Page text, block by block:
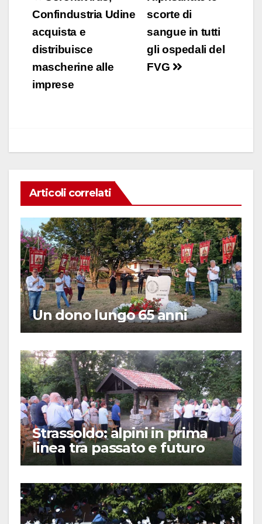
e
b
o
o
k
s
p
e
di
vi
di
articoli
scorte di
sangue in tutti
gli ospedali del
FVG
Confindustria Udine
acquista e
distribuisce
mascherine alle
imprese
Articoli correlati
Un dono lungo 65 anni
Strassoldo: alpini in prima
linea tra passato e futuro